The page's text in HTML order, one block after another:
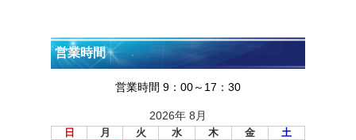
営業時間
営業時間 9：00～17：30
2026年 8月
日 月 火 水 木 金 土